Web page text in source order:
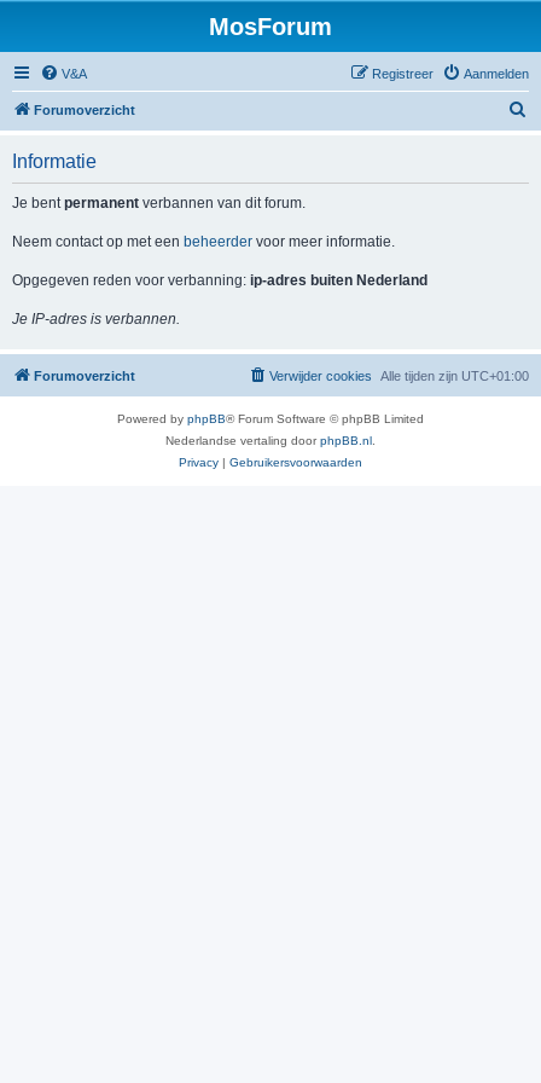
MosForum
V&A Aanmelden
Registreer
Forumoverzicht
Informatie
Je bentpermanent verbannen van dit forum.
Neem contact op met een beheerder voor meer informatie.
Opgegeven reden voor verbanning: ip-adres buiten Nederland
Je IP-adres is verbannen.
Forumoverzicht Alle tijden zijn UTC+01:00
Verwijder cookies
Powered by phpBB® Forum Software © phpBB Limited
Nederlandse vertaling doorphpBB.nl
Privacy | Gebruikersvoorwaarden